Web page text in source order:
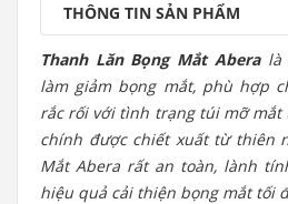
THÔNG TIN SẢN PHẨM
Thanh Lăn Bọng Mắt Abera là
làm giảm bọng mắt, phù hợp
rắc rối với tình trạng túi mỡ mắt
chính được chiết xuất từ thiên
Mắt Abera rất an toàn, lành
hiệu quả cải thiện bọng mắt tối